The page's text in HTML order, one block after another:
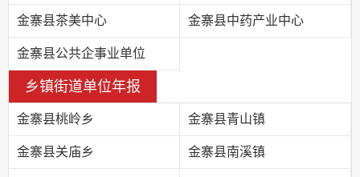
金寨县茶美中心 金寨县中药产业中心
金寨县公共企事业单位
乡镇街道单位年报
金寨县桃岭乡 金寨县青山镇
金寨县关庙乡 金寨县南溪镇